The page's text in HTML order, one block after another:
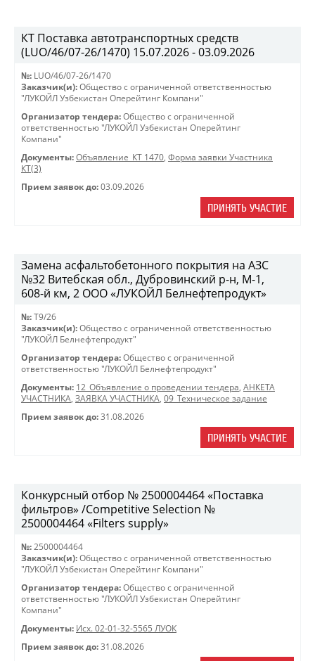
КТ Поставка автотранспортных средств
(LUO/46/07-26/1470) 15.07.2026 - 03.09.2026
№: LUO/46/07-26/1470
Заказчик(и): Общество с ограниченной ответственностью
"ЛУКОЙЛ Узбекистан Оперейтинг Компани"
Организатор тендера: Общество с ограниченной
ответственностью "ЛУКОЙЛ Узбекистан Оперейтинг
Компани"
Документы: Объявление_КТ 1470, Форма заявки Участника
КТ(3)
Прием заявок до: 03.09.2026
ПРИНЯТЬ УЧАСТИЕ
Замена асфальтобетонного покрытия на АЗС
№32 Витебская обл., Дубровинский р-н, М-1,
608-й км, 2 ООО «ЛУКОЙЛ Белнефтепродукт»
№: T9/26
Заказчик(и): Общество с ограниченной ответственностью
"ЛУКОЙЛ Белнефтепродукт"
Организатор тендера: Общество с ограниченной
ответственностью "ЛУКОЙЛ Белнефтепродукт"
Документы: 12_Объявление о проведении тендера, АНКЕТА
УЧАСТНИКА, ЗАЯВКА УЧАСТНИКА, 09_Техническое задание
Прием заявок до: 31.08.2026
ПРИНЯТЬ УЧАСТИЕ
Конкурсный отбор № 2500004464 «Поставка
фильтров» /Competitive Selection №
2500004464 «Filters supply»
№: 2500004464
Заказчик(и): Общество с ограниченной ответственностью
"ЛУКОЙЛ Узбекистан Оперейтинг Компани"
Организатор тендера: Общество с ограниченной
ответственностью "ЛУКОЙЛ Узбекистан Оперейтинг
Компани"
Документы: Исх. 02-01-32-5565 ЛУОК
Прием заявок до: 31.08.2026